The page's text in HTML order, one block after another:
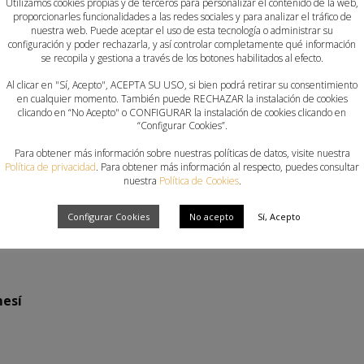
el pase a la final del sector donde se enfrentaron al
por un 39-36 y metiéndose así en el
así el único representante de la #Comunitatdelhandbol
del CDE, la Real Federación Española de Balonmano
el representante de la #Comunitatdelhandbol ha
Utilizamos cookies propias y de terceros para personalizar el contenido de la web,
proporcionarles funcionalidades a las redes sociales y para analizar el tráfico de
nuestra web. Puede aceptar el uso de esta tecnología o administrar su
configuración y poder rechazarla, y así controlar completamente qué información
se recopila y gestiona a través de los botones habilitados al efecto.
Al clicar en "Sí, Acepto", ACEPTA SU USO, si bien podrá retirar su consentimiento
en cualquier momento. También puede RECHAZAR la instalación de cookies
clicando en “No Acepto" o CONFIGURAR la instalación de cookies clicando en
“Configurar Cookies”.
Para obtener más información sobre nuestras políticas de datos, visite nuestra
Política de privacidad. Para obtener más información al respecto, puedes consultar
nuestra Política de Cookies.
Configurar Cookies No acepto Sí, Acepto